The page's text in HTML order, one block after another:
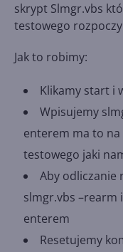
skrypt Slmgr.vbs
testowego
Jak to robimy:
Klikamy start i
Wpisujemy
enterem ma to
testowego jaki
Aby odliczanie
slmgr.vbs –rearm
enterem
Resetujemy